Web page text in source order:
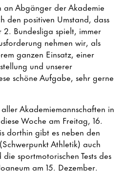
an Abgänger der Akademie
den positiven Umstand, dass
Bundesliga spielt, immer
nehmen wir, als
ganzen Einsatz, einer
und unserer
schöne Aufgabe, sehr gerne
Akademiemannschaften in
Woche am Freitag, 16.
dorthin gibt es neben den
Athletik) auch
die sportmotorischen Tests des
am 15. Dezember.